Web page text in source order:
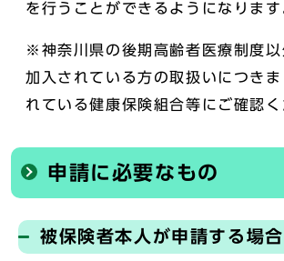
を行うことができるようになります
※神奈川県の後期高齢者医療制度以
加入されている方の取扱いにつき
れている健康保険組合等にご確認く
申請に必要なもの
被保険者本人が申請する場合